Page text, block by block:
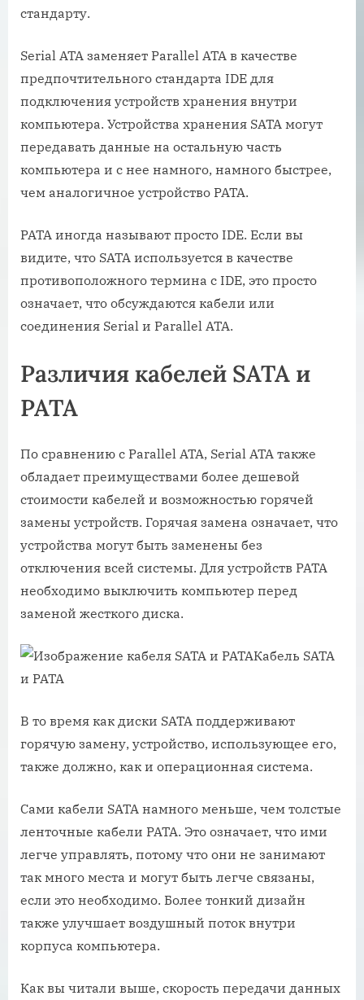
стандарту.
Serial ATA заменяет Parallel ATA в качестве
предпочтительного стандарта IDE для
подключения устройств хранения внутри
компьютера. Устройства хранения SATA могут
передавать данные на остальную часть
компьютера и с нее намного, намного быстрее,
чем аналогичное устройство PATA.
PATA иногда называют просто IDE. Если вы
видите, что SATA используется в качестве
противоположного термина с IDE, это просто
означает, что обсуждаются кабели или
соединения Serial и Parallel ATA.
Различия кабелей SATA и
PATA
По сравнению с Parallel ATA, Serial ATA также
обладает преимуществами более дешевой
стоимости кабелей и возможностью горячей
замены устройств. Горячая замена означает, что
устройства могут быть заменены без
отключения всей системы. Для устройств PATA
необходимо выключить компьютер перед
заменой жесткого диска.
Кабель SATA
и PATA
В то время как диски SATA поддерживают
горячую замену, устройство, использующее его,
также должно, как и операционная система.
Сами кабели SATA намного меньше, чем толстые
ленточные кабели PATA. Это означает, что ими
легче управлять, потому что они не занимают
так много места и могут быть легче связаны,
если это необходимо. Более тонкий дизайн
также улучшает воздушный поток внутри
корпуса компьютера.
Как вы читали выше, скорость передачи данных